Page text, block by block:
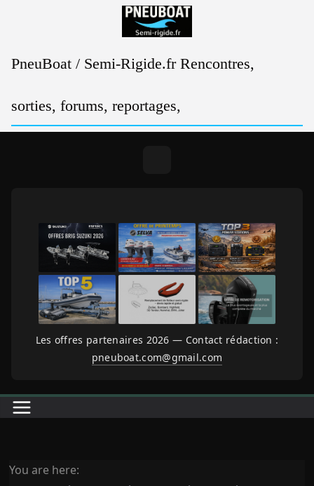
PneuBoat / Semi-Rigide.fr Rencontres,
sorties, forums, reportages,
Les offres partenaires 2026 — Contact rédaction :
pneuboat.com@gmail.com
You are here: